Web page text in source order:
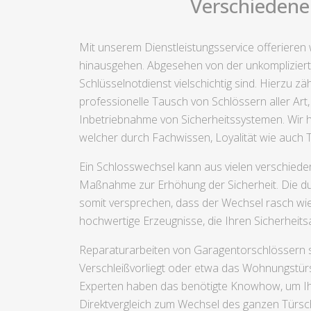
Mit unserem Dienstleistungsservice
hinausgehen. Abgesehen von der
Schlüsselnotdienst vielschichtig sind. Hierzu
professionelle Tausch von Schlössern aller
Inbetriebnahme von Sicherheitssystemen.
welcher durch Fachwissen, Loyalität wie auch
Ein Schlosswechsel kann aus vielen
Maßnahme zur Erhöhung der Sicherheit. Die
somit versprechen, dass der Wechsel rasch
hochwertige Erzeugnisse, die Ihren
Reparaturarbeiten von Garagentorschlössern
Verschleißvorliegt oder etwa das
Experten haben das benötigte Knowhow, um
Direktvergleich zum Wechsel des ganzen